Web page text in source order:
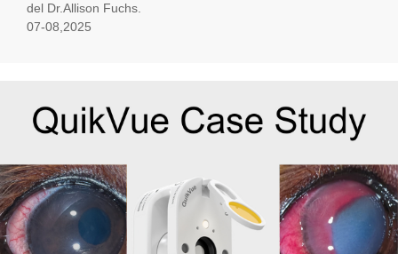
del Dr.Allison Fuchs.
07-08,2025